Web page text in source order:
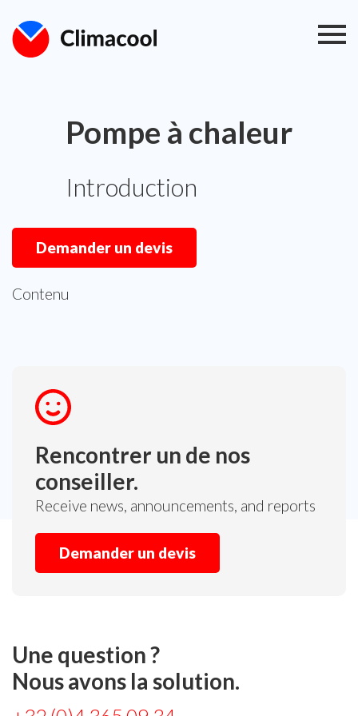
Pompe à chaleur
Introduction
Demander un devis
Contenu
Rencontrer un de nos
conseiller.
Receive news, announcements, and reports
Demander un devis
Une question ?
Nous avons la solution.